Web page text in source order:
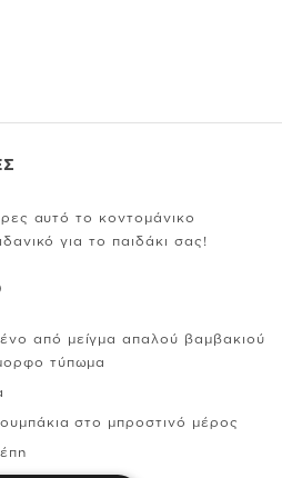
αυτό το κοντομάνικο
για το παιδάκι σας!
από μείγμα απαλού βαμβακιού
τύπωμα
στο μπροστινό μέρος